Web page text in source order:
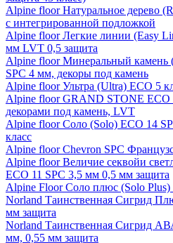
Alpine floor Натуральное дерево
с интегрированной подложкой
Alpine floor Легкие линии (Easy
мм LVT 0,5 защита
Alpine floor Минеральный камень
SPC 4 мм, декоры под камень
Alpine floor Ультра (Ultra) ECO 5
Alpine floor GRAND STONE ECO
декорами под камень, LVT
Alpine floor Соло (Solo) ECO 14
класс
Alpine floor Chevron SPC
Alpine floor Величие секвойи
ECO 11 SPC 3,5 мм 0,5 мм защита
Alpine Floor Соло плюс (Solo
Norland Таинственная Сигрид
мм защита
Norland Таинственная Сигрид
мм, 0,55 мм защита